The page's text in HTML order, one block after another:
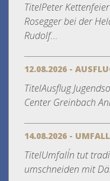
TitelPeter
Rosegger bei der
Rudolf...
12.08.2026 -
TitelAusflug
Center Greinbach
14.08.2026 -
TitelUmfall´n tut
umschneiden mit